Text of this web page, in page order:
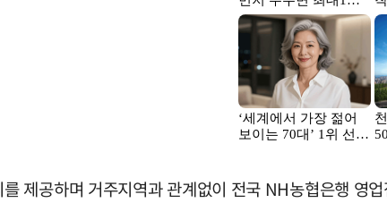
제공하며 거주지역과 관계없이 전국 NH농협은행 영